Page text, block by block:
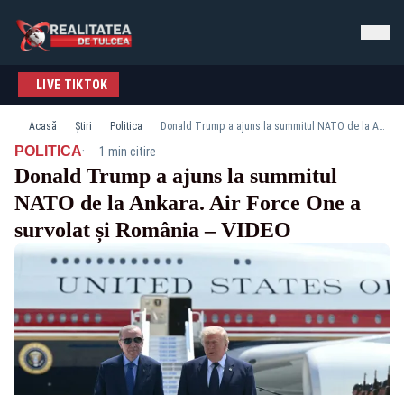
LIVE TIKTOK
Acasă Știri Politica Donald Trump a ajuns la summitul NATO de la Ankara. Air Force One a survolat și România – VIDEO
POLITICA· 1 min citire
Donald Trump a ajuns la summitul
NATO de la Ankara. Air Force One a
survolat și România – VIDEO